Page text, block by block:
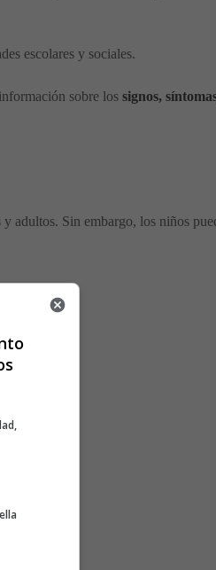
escolares y sociales.
sobre los signos,
adultos. Sin embargo, los niños